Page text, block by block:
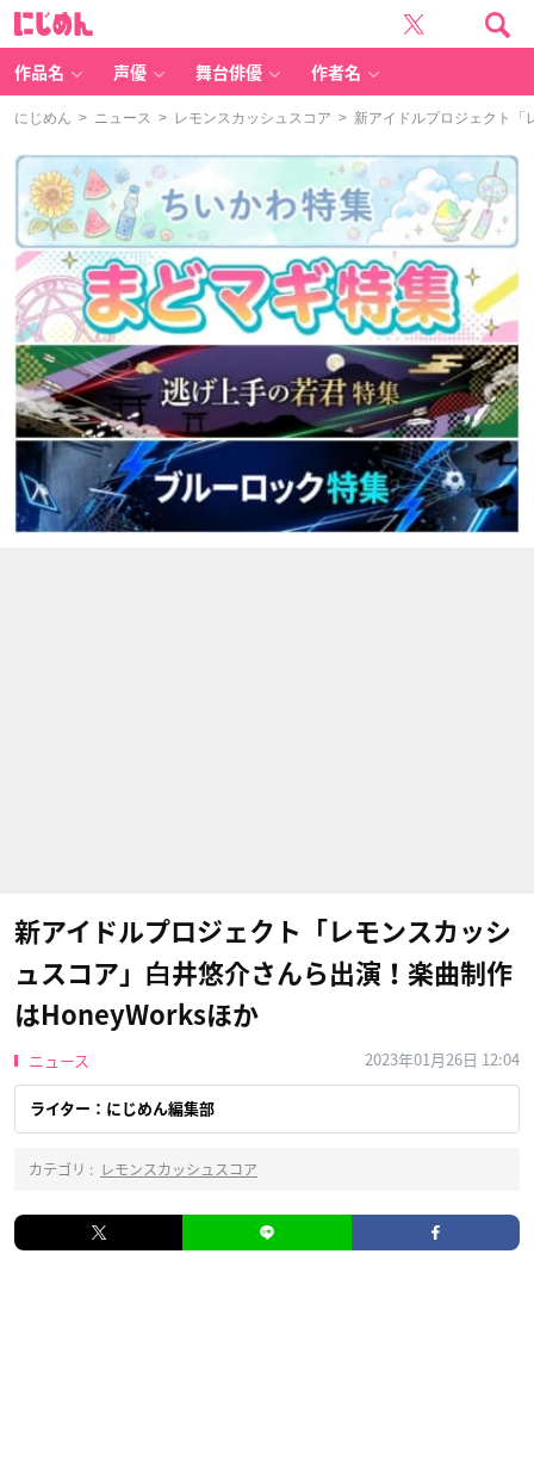
作品名 声優 舞台俳優 作者名
にじめん > ニュース > レモンスカッシュスコア > 新アイドルプロジェクト「
新アイドルプロジェクト「レモンスカッシ
ュスコア」⽩井悠介さんら出演！楽曲制作
はHoneyWorksほか
ニュース 2023年01月26日 12:04
ライター：にじめん編集部
カテゴリ : レモンスカッシュスコア